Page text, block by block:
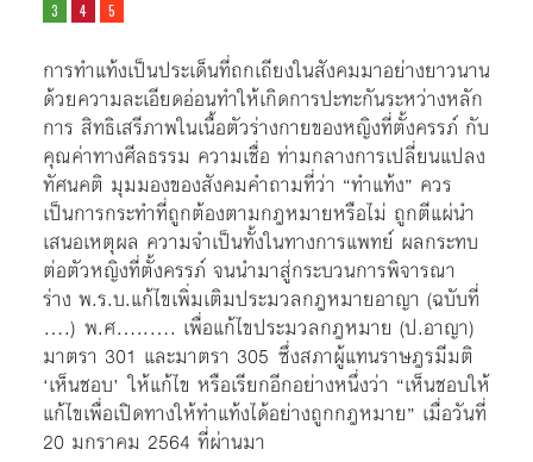
การทำแท้งเป็นประเด็นที่ถกเถียงในสังคมมาอย่างยาวนาน
ด้วยความละเอียดอ่อนทำให้เกิดการปะทะกันระหว่างหลัก
การ สิทธิเสรีภาพในเนื้อตัวร่างกายของหญิงที่ตั้งครรภ์ กับ
คุณค่าทางศีลธรรม ความเชื่อ ท่ามกลางการเปลี่ยนแปลง
ทัศนคติ มุมมองของสังคมคำถามที่ว่า “ทำแท้ง” ควร
เป็นการกระทำที่ถูกต้องตามกฎหมายหรือไม่ ถูกตีแผ่นำ
เสนอเหตุผล ความจำเป็นทั้งในทางการแพทย์ ผลกระทบ
ต่อตัวหญิงที่ตั้งครรภ์ จนนำมาสู่กระบวนการพิจารณา
ร่าง พ.ร.บ.แก้ไขเพิ่มเติมประมวลกฎหมายอาญา (ฉบับที่
….) พ.ศ…..…. เพื่อแก้ไขประมวลกฎหมาย (ป.อาญา)
มาตรา 301 และมาตรา 305 ซึ่งสภาผู้แทนราษฎรมีมติ
‘เห็นชอบ’ ให้แก้ไข หรือเรียกอีกอย่างหนึ่งว่า “เห็นชอบให้
แก้ไขเพื่อเปิดทางให้ทำแท้งได้อย่างถูกกฎหมาย” เมื่อวันที่
20 มกราคม 2564 ที่ผ่านมา